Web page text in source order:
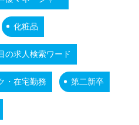
化粧品
の求人検索ワード
・在宅勤務 第二新卒